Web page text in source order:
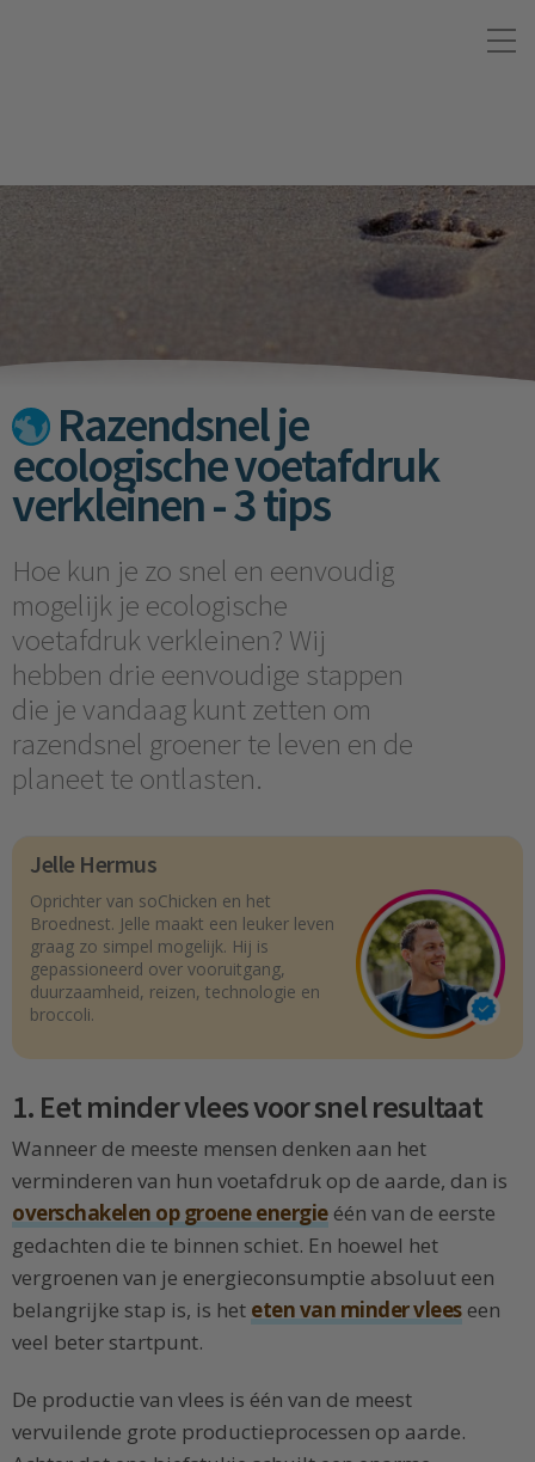
Razendsnel je
ecologische voetafdruk
verkleinen - 3 tips
Hoe kun je zo snel en eenvoudig
mogelijk je ecologische
voetafdruk verkleinen? Wij
hebben drie eenvoudige stappen
die je vandaag kunt zetten om
razendsnel groener te leven en de
planeet te ontlasten.
Jelle Hermus
Oprichter van soChicken en het
Broednest. Jelle maakt een leuker leven
graag zo simpel mogelijk. Hij is
gepassioneerd over vooruitgang,
duurzaamheid, reizen, technologie en
broccoli.
1. Eet minder vlees voor snel resultaat
Wanneer de meeste mensen denken aan het
verminderen van hun voetafdruk op de aarde, dan is
overschakelen op groene energieéén van de eerste
gedachten die te binnen schiet. En hoewel het
vergroenen van je energieconsumptie absoluut een
belangrijke stap is, is het eten van minder vleeseen
veel beter startpunt.
De productie van vlees is één van de meest
vervuilende grote productieprocessen op aarde.